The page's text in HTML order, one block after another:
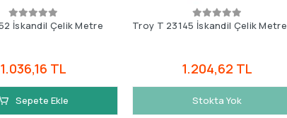
İskandil Çelik Metre
1.036,16 TL
Sepete Ekle
Troy T 23145 İskandil Çelik Metre
1.204,62 TL
Stokta Yok